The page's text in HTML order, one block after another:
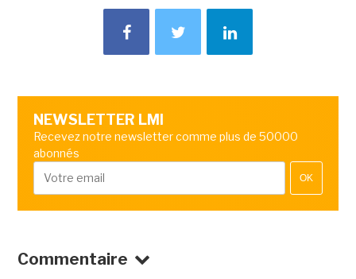
NEWSLETTER LMI
Recevez notre newsletter comme plus de 50000
abonnés
OK
Commentaire